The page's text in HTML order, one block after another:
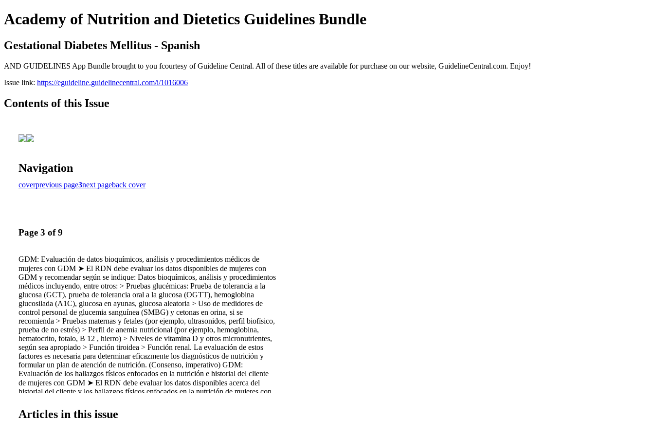
Academy of Nutrition and Dietetics Guidelines Bundle
Gestational Diabetes Mellitus - Spanish
AND GUIDELINES App Bundle brought to you fcourtesy of Guideline Central. All of these titles are available for purchase on our website, GuidelineCentral.com. Enjoy!
Issue link: https://eguideline.guidelinecentral.com/i/1016006
Contents of this Issue
Navigation
coverprevious page3next pageback cover
Page 3 of 9
GDM: Evaluación de datos bioquímicos, análisis y procedimientos médicos de
mujeres con GDM ➤ El RDN debe evaluar los datos disponibles de mujeres con
GDM y recomendar según se indique: Datos bioquímicos, análisis y procedimientos
médicos incluyendo, entre otros: > Pruebas glucémicas: Prueba de tolerancia a la
glucosa (GCT), prueba de tolerancia oral a la glucosa (OGTT), hemoglobina
glucosilada (A1C), glucosa en ayunas, glucosa aleatoria > Uso de medidores de
control personal de glucemia sanguínea (SMBG) y cetonas en orina, si se
recomienda > Pruebas maternas y fetales (por ejemplo, ultrasonidos, perfil biofísico,
prueba de no estrés) > Perfil de anemia nutricional (por ejemplo, hemoglobina,
hematocrito, fotalo, B 12 , hierro) > Niveles de vitamina D y otros micronutrientes,
según sea apropiado > Función tiroidea > Función renal. La evaluación de estos
factores es necesaria para determinar eficazmente los diagnósticos de nutrición y
formular un plan de atención de nutrición. (Consenso, imperativo) GDM:
Evaluación de los hallazgos físicos enfocados en la nutrición e historial del cliente
de mujeres con GDM ➤ El RDN debe evaluar los datos disponibles acerca del
historial del cliente y los hallazgos físicos enfocados en la nutrición de mujeres con
cliente/familia/paciente • Edad • Uno o varios fetos • Semanas de gestación; fecha
estimada del parto (EDD); método de parto • Historial obstétrico previo incluyendo
Articles in this issue